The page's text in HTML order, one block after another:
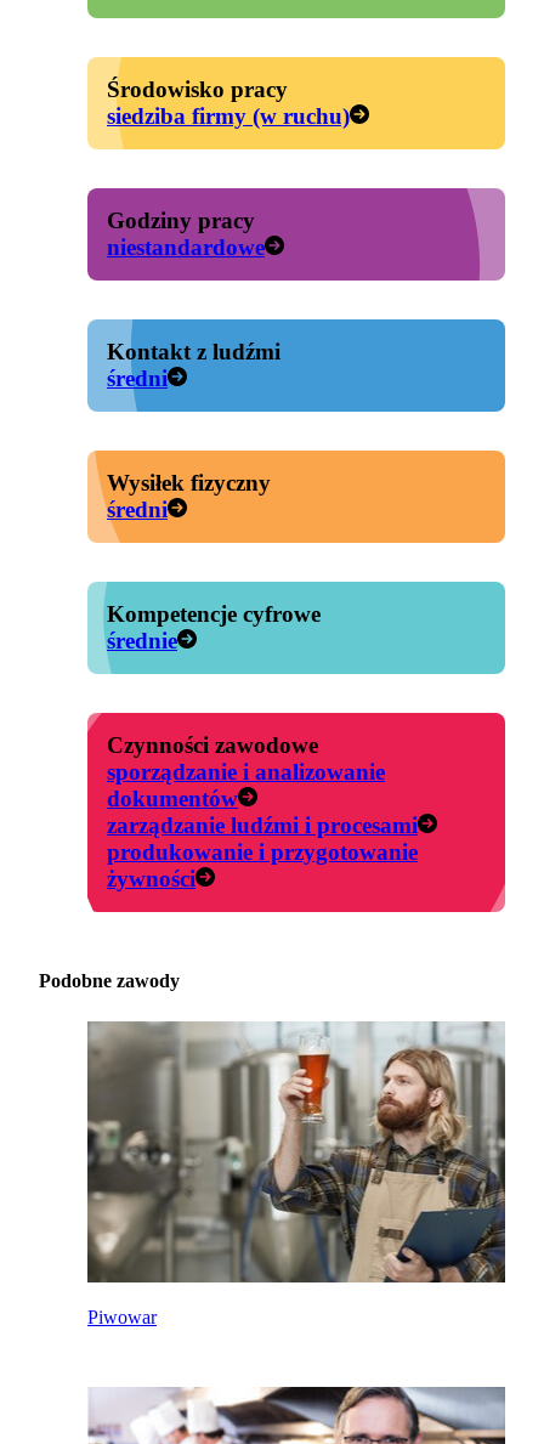
Środowisko pracy
siedziba firmy (w ruchu)
Godziny pracy
niestandardowe
Kontakt z ludźmi
średni
Wysiłek fizyczny
średni
Kompetencje cyfrowe
średnie
Czynności zawodowe
sporządzanie i analizowanie
dokumentów
zarządzanie ludźmi i procesami
produkowanie i przygotowanie
żywności
Podobne zawody
Piwowar